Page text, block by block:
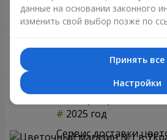
2026 год
«Ukrainian Business
Доставка цветов года
2025 год
Сервис доставки
данные на основании законного
изменить свой выбор позже по
Принять все
Настройки